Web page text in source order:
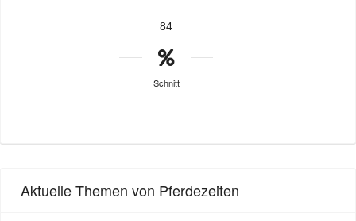
84
Schnitt
Aktuelle Themen von Pferdezeiten